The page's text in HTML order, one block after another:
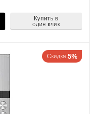
Купить в
один клик
Скидка 5%